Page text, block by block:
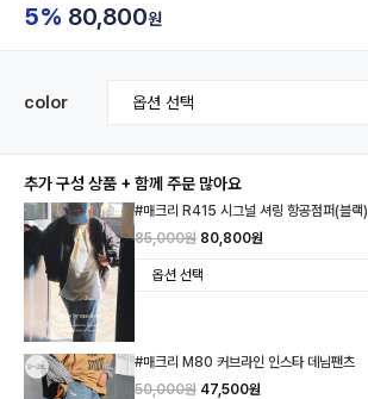
5% 80,800원
color
추가 구성 상품 + 함께 주문 많아요
#매크리 R415 시그널 셔링 항공점퍼(블랙)
85,000원 80,800원
#매크리 M80 커브라인 인스타 데님팬츠
50,000원 47,500원